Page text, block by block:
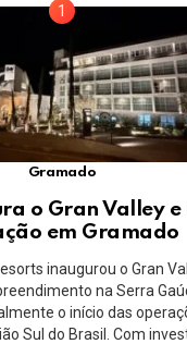
Gramado
o Gran Valley e
em Gramado
inaugurou o Gran
na Serra
o início das
Sul do Brasil. Com